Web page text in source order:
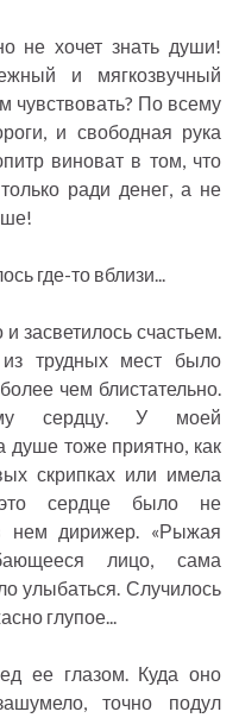
не хочет знать души!
и мягкозвучный
По всему
и свободная рука
виноват в том, что
ради денег, а не
где-то вблизи...
засветилось счастьем.
трудных мест было
чем блистательно.
сердцу. У моей
душе тоже приятно, как
скрипках или имела
сердце было не
нем дирижер. «Рыжая
лицо, сама
улыбаться. Случилось
глупое...
ее глазом. Куда оно
точно подул